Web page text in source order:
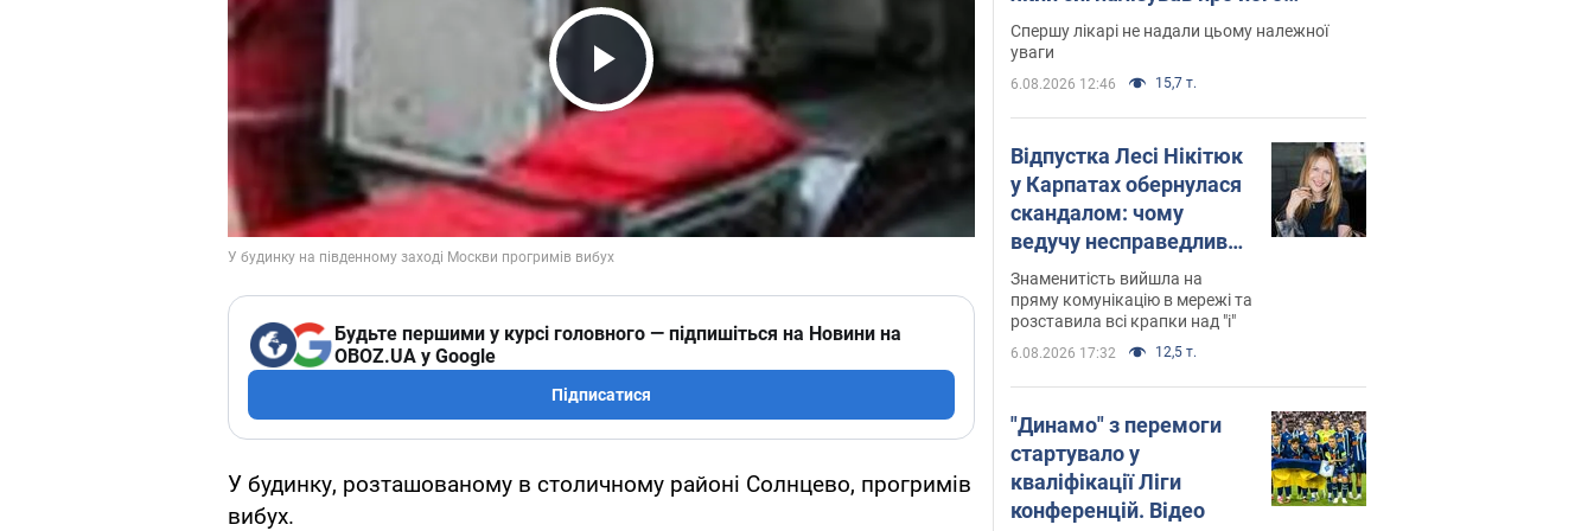
Play Video
Будьте першими у курсі головного — підпишіться на Новини на
OBOZ.UA у Google
Підписатися
У будинку, розташованому в столичному районі Солнцево, прогримів
вибух.
"агресивний" рак
Спершу лікарі не надали цьому належної
уваги
6.08.2026 12:46 15,7 т.
Відпустка Лесі Нікітюк
у Карпатах обернулася
скандалом: чому
ведучу несправедливо
захейтили
Знаменитість вийшла на
пряму комунікацію в мережі та
розставила всі крапки над "і"
6.08.2026 17:32 12,5 т.
"Динамо" з перемоги
стартувало у
кваліфікації Ліги
конференцій. Відео